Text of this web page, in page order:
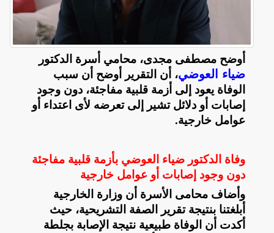
أوضح مصطفى مجدى، محامي أسرة الدكتور
ضياء العوضي، أن التقرير أوضح أن سبب
الوفاة يعود إلى أزمة قلبية مفاجئة، دون وجود
إصابات أو دلائل تشير إلى تعرضه لأى اعتداء أو
عوامل خارجية.
وفاة الدكتور ضياء العوضي بأزمة قلبية مفاجئة
دون وجود إصابات أو عوامل خارجية
وأضاف محامى الأسرة أن وزارة الخارجية
أبلغتنا بنتيجة تقرير الصفة التشريحية، حيث
أكدت أن الوفاة طبيعية نتيجة الإصابة بجلطة